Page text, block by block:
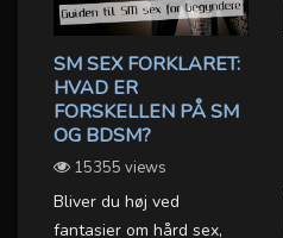
SM SEX FORKLARET:
HVAD ER
FORSKELLEN PÅ SM
OG BDSM?
15355 views
Bliver du høj ved
fantasier om hård sex,